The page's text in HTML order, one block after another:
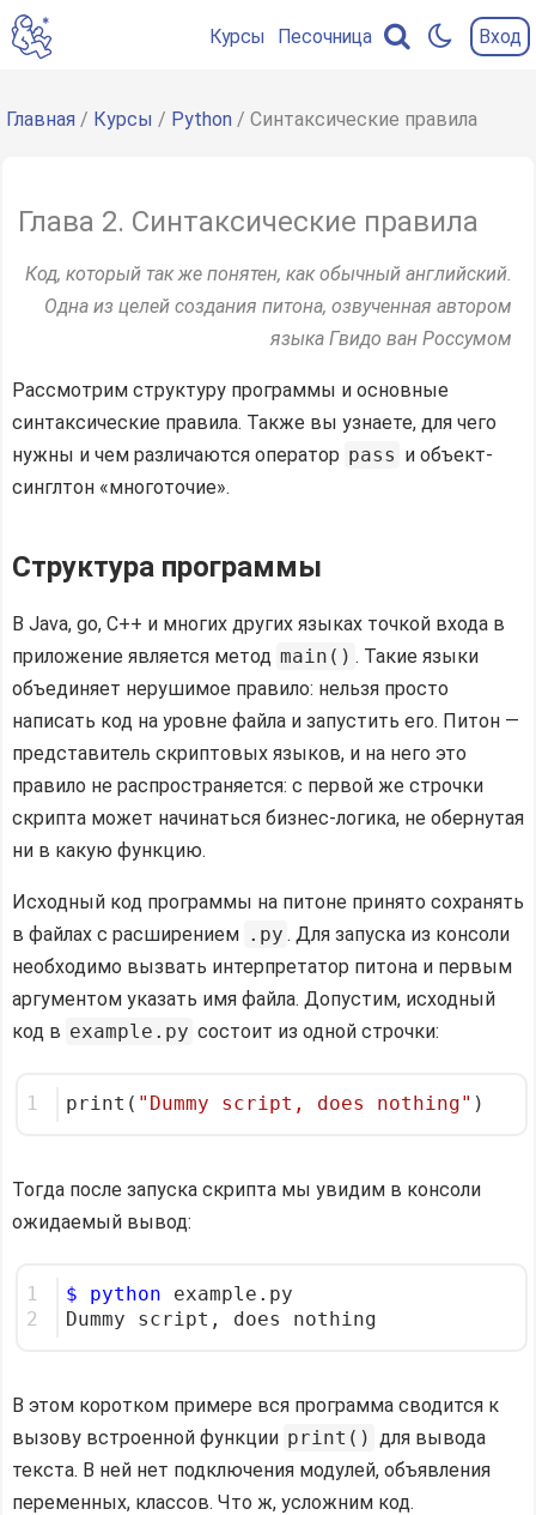
Содержание
Синтаксические
Исключения
Оператор
pass
Многоточие
Резюмируем
Курсы Песочница Вход
Главная / Курсы / Python / Синтаксические правила
Глава 2. Синтаксические правила
Код, который так же понятен, как обычный английский.
Одна из целей создания питона, озвученная автором
языка Гвидо ван Россумом
Рассмотрим структуру программы и основные
синтаксические правила. Также вы узнаете, для чего
нужны и чем различаются оператор pass и объект-
синглтон «многоточие».
Структура программы
В Java, go, C++ и многих других языках точкой входа в
приложение является метод main() . Такие языки
объединяет нерушимое правило: нельзя просто
написать код на уровне файла и запустить его. Питон —
представитель скриптовых языков, и на него это
правило не распространяется: с первой же строчки
скрипта может начинаться бизнес-логика, не обернутая
ни в какую функцию.
Исходный код программы на питоне принято сохранять
в файлах с расширением .py . Для запуска из консоли
необходимо вызвать интерпретатор питона и первым
аргументом указать имя файла. Допустим, исходный
код в example.py состоит из одной строчки:
1 print( "Dummy script, does nothing" )
Тогда после запуска скрипта мы увидим в консоли
ожидаемый вывод:
1
2
$ python example.py
Dummy script, does nothing
В этом коротком примере вся программа сводится к
вызову встроенной функции print() для вывода
текста. В ней нет подключения модулей, объявления
переменных, классов. Что ж, усложним код.